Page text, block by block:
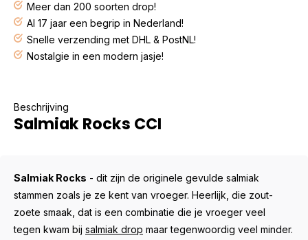
Meer dan 200 soorten drop!
Al 17 jaar een begrip in Nederland!
Snelle verzending met DHL & PostNL!
Nostalgie in een modern jasje!
Beschrijving
Salmiak Rocks CCI
Salmiak Rocks - dit zijn de originele gevulde salmiak
stammen zoals je ze kent van vroeger. Heerlijk, die zout-
zoete smaak, dat is een combinatie die je vroeger veel
tegen kwam bij salmiak drop maar tegenwoordig veel minder.